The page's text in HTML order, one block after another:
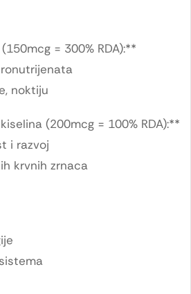
= 300% RDA):**
noktiju
(200mcg = 100% RDA):**
i razvoj
krvnih zrnaca